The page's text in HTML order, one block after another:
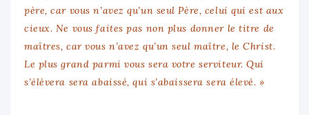
père, car vous n’avez qu’un seul Père, celui qui est aux
cieux. Ne vous faites pas non plus donner le titre de
maîtres, car vous n’avez qu’un seul maître, le Christ.
Le plus grand parmi vous sera votre serviteur. Qui
s’élèvera sera abaissé, qui s’abaissera sera élevé. »